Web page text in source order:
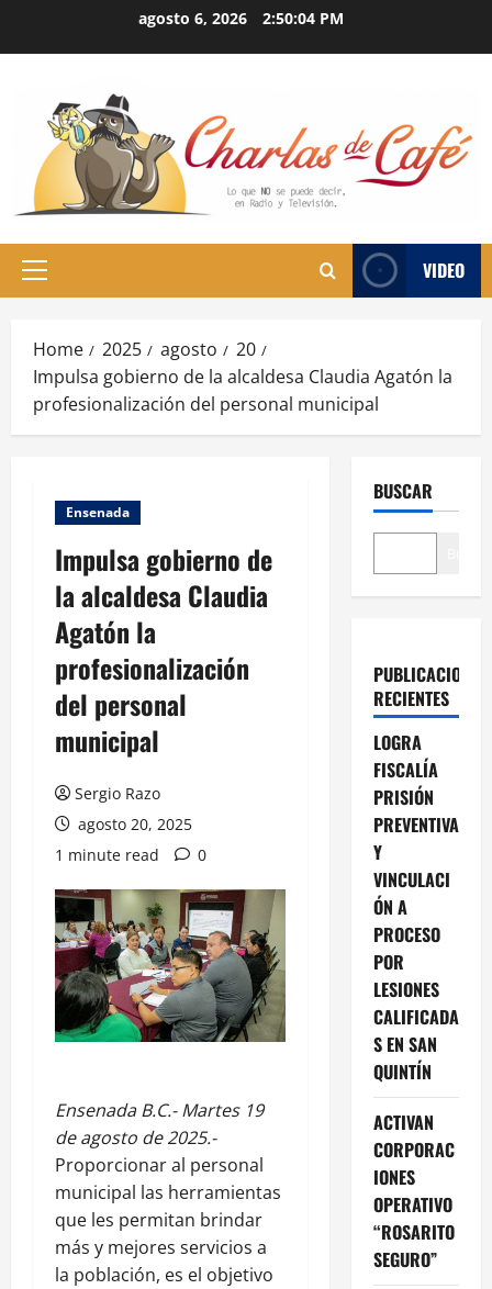
agosto 6, 2026 2:50:05 PM
Primary
VIDEO
Home 2025 agosto
20
Impulsa gobierno de la alcaldesa Claudia Agatón la
profesionalización del personal municipal
Ensenada
Impulsa gobierno de
la alcaldesa Claudia
Agatón la
profesionalización
del personal
municipal
Sergio Razo
agosto 20, 2025
1 minute read
0
Ensenada B.C.- Martes 19
de agosto de 2025.-
Proporcionar al personal
municipal las herramientas
que les permitan brindar
más y mejores servicios a
la población, es el objetivo
BUSCAR
PUBLICACIONES
RECIENTES
LOGRA
FISCALÍA
PRISIÓN
PREVENTIVA
Y
VINCULACI
ÓN A
PROCESO
POR
LESIONES
CALIFICADA
S EN SAN
QUINTÍN
ACTIVAN
CORPORAC
IONES
OPERATIVO
“ROSARITO
SEGURO”